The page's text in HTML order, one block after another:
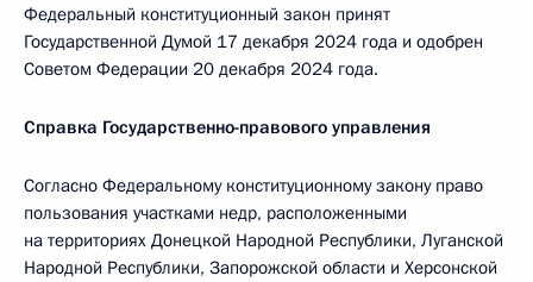
Федеральный конституционный закон принят
Государственной Думой 17 декабря 2024 года и одобрен
Советом Федерации 20 декабря 2024 года.
Справка Государственно-правового управления
Согласно Федеральному конституционному закону право
пользования участками недр, расположенными
на территориях Донецкой Народной Республики, Луганской
Народной Республики, Запорожской области и Херсонской